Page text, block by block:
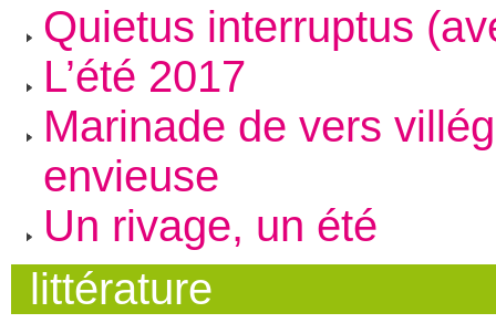
Quietus interruptus
L’été 2017
Marinade de vers
envieuse
Un rivage, un été
littérature